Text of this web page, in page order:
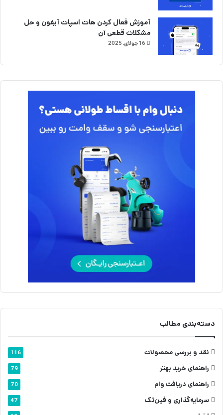
آموزش فعال کردن هات اسپات آیفون و حل
مشکلات قطعی آن
16 جولای, 2025
دسته‌بندی مطالب
نقد و بررسی محصولات 116
راهنمای خرید بهتر 79
راهنمای دریافت وام 70
سرمایه‌گذاری و فین‌تک 47